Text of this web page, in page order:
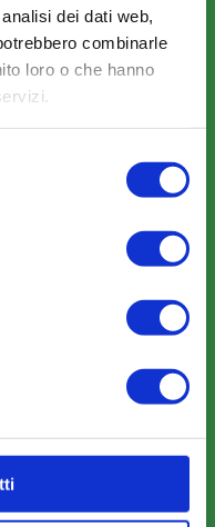
dei dati web,
combinarle
loro o che hanno